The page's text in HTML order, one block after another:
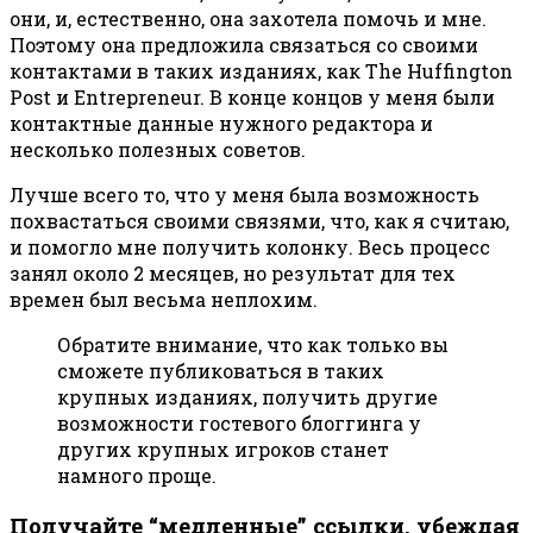
они, и, естественно, она захотела помочь и мне.
Поэтому она предложила связаться со своими
контактами в таких изданиях, как The Huffington
Post и Entrepreneur. В конце концов у меня были
контактные данные нужного редактора и
несколько полезных советов.
Лучше всего то, что у меня была возможность
похвастаться своими связями, что, как я считаю,
и помогло мне получить колонку. Весь процесс
занял около 2 месяцев, но результат для тех
времен был весьма неплохим.
Обратите внимание, что как только вы
сможете публиковаться в таких
крупных изданиях, получить другие
возможности гостевого блоггинга у
других крупных игроков станет
намного проще.
Получайте “медленные” ссылки, убеждая